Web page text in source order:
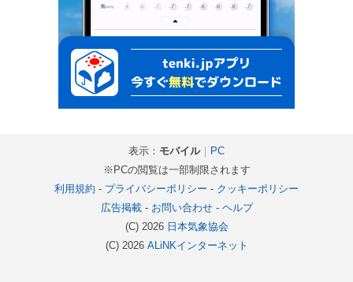
表示： モバイル｜ PC
※PCの閲覧は一部制限されます
利用規約 - プライバシーポリシー - クッキーポリシー
広告掲載- お問い合わせ- ヘルプ
(C) 2026 日本気象協会
(C) 2026 ALiNKインターネット